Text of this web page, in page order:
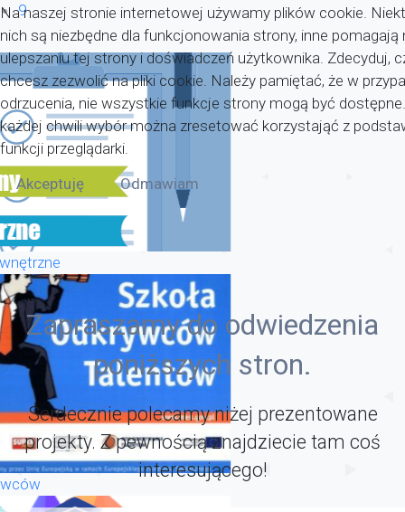
9
Zapraszamy do odwiedzenia
poniższych stron.
Serdecznie polecamy niżej prezentowane
projekty. Z pewnością znajdziecie tam coś
interesującego!
Na naszej stronie internetowej używamy plików cookie.
nich są niezbędne dla funkcjonowania strony, inne pomagają
ulepszaniu tej strony i doświadczeń użytkownika. Zdecyduj,
chcesz zezwolić na pliki cookie. Należy pamiętać, że w
odrzucenia, nie wszystkie funkcje strony mogą być
każdej chwili wybór można zresetować korzystająć z
funkcji przeglądarki.
Akceptuję
Odmawiam